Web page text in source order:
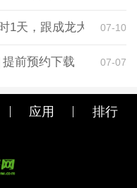
1天，跟成龙大哥一起
07-10
前预约下载 07-07
应用 排行